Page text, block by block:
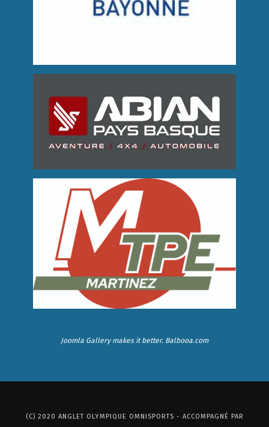
Joomla Gallerymakes it better. Balbooa.com
(C) 2020 ANGLET OLYMPIQUE OMNISPORTS - ACCOMPAGNÉ PAR